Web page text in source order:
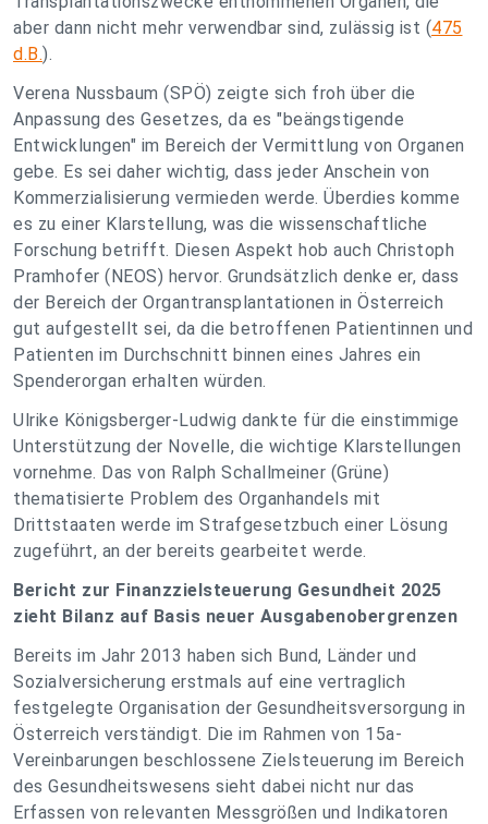
aber dann nicht mehr verwendbar sind, zulässig ist (475
d.B.).
Verena Nussbaum (SPÖ) zeigte sich froh über die
Anpassung des Gesetzes, da es "beängstigende
Entwicklungen" im Bereich der Vermittlung von Organen
gebe. Es sei daher wichtig, dass jeder Anschein von
Kommerzialisierung vermieden werde. Überdies komme
es zu einer Klarstellung, was die wissenschaftliche
Forschung betrifft. Diesen Aspekt hob auch Christoph
Pramhofer (NEOS) hervor. Grundsätzlich denke er, dass
der Bereich der Organtransplantationen in Österreich
gut aufgestellt sei, da die betroffenen Patientinnen und
Patienten im Durchschnitt binnen eines Jahres ein
Spenderorgan erhalten würden.
Ulrike Königsberger-Ludwig dankte für die einstimmige
Unterstützung der Novelle, die wichtige Klarstellungen
vornehme. Das von Ralph Schallmeiner (Grüne)
thematisierte Problem des Organhandels mit
Drittstaaten werde im Strafgesetzbuch einer Lösung
zugeführt, an der bereits gearbeitet werde.
Bericht zur Finanzzielsteuerung Gesundheit 2025
zieht Bilanz auf Basis neuer Ausgabenobergrenzen
Bereits im Jahr 2013 haben sich Bund, Länder und
Sozialversicherung erstmals auf eine vertraglich
festgelegte Organisation der Gesundheitsversorgung in
Österreich verständigt. Die im Rahmen von 15a-
Vereinbarungen beschlossene Zielsteuerung im Bereich
des Gesundheitswesens sieht dabei nicht nur das
Erfassen von relevanten Messgrößen und Indikatoren